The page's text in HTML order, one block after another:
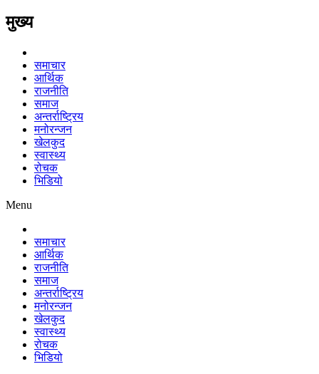
मुख्य
समाचार
आर्थिक
राजनीति
समाज
अन्तर्राष्ट्रिय
मनोरन्जन
खेलकुद
स्वास्थ्य
रोचक
भिडियो
Menu
समाचार
आर्थिक
राजनीति
समाज
अन्तर्राष्ट्रिय
मनोरन्जन
खेलकुद
स्वास्थ्य
रोचक
भिडियो